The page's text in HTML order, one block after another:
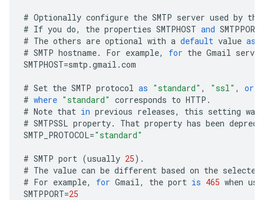
# Optionally configure the SMTP server used by the
# If you do, the properties SMTPHOST and SMTPPORT
# The others are optional with a default value as
# SMTP hostname. For example, for the Gmail server
SMTPHOST=smtp .gmail .com
# Set the SMTP protocol as "standard" , "ssl" , or
# where "standard" corresponds to HTTP .
# Note that in previous releases, this setting was
# SMTPSSL property. That property has been
SMTP_PROTOCOL="standard"
# SMTP port (usually 25).
# The value can be different based on the selected
# For example, for Gmail, the port is 465 when
SMTPPORT=25